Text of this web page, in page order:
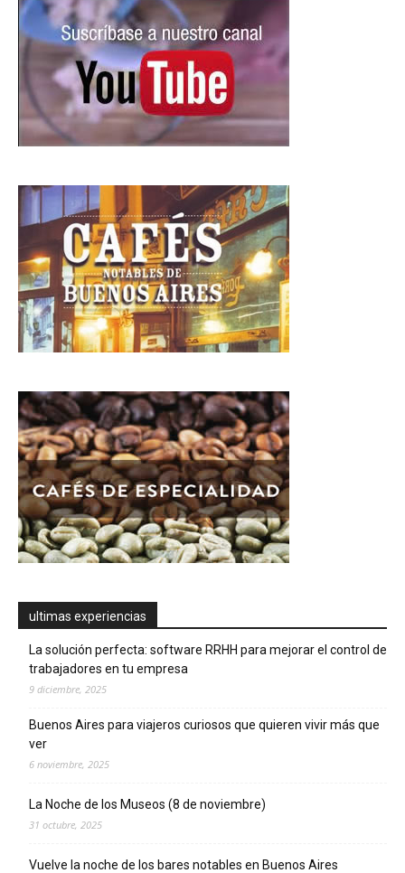
ultimas experiencias
La solución perfecta: software RRHH para mejorar el control de
trabajadores en tu empresa
9 diciembre, 2025
Buenos Aires para viajeros curiosos que quieren vivir más que
ver
6 noviembre, 2025
La Noche de los Museos (8 de noviembre)
31 octubre, 2025
Vuelve la noche de los bares notables en Buenos Aires